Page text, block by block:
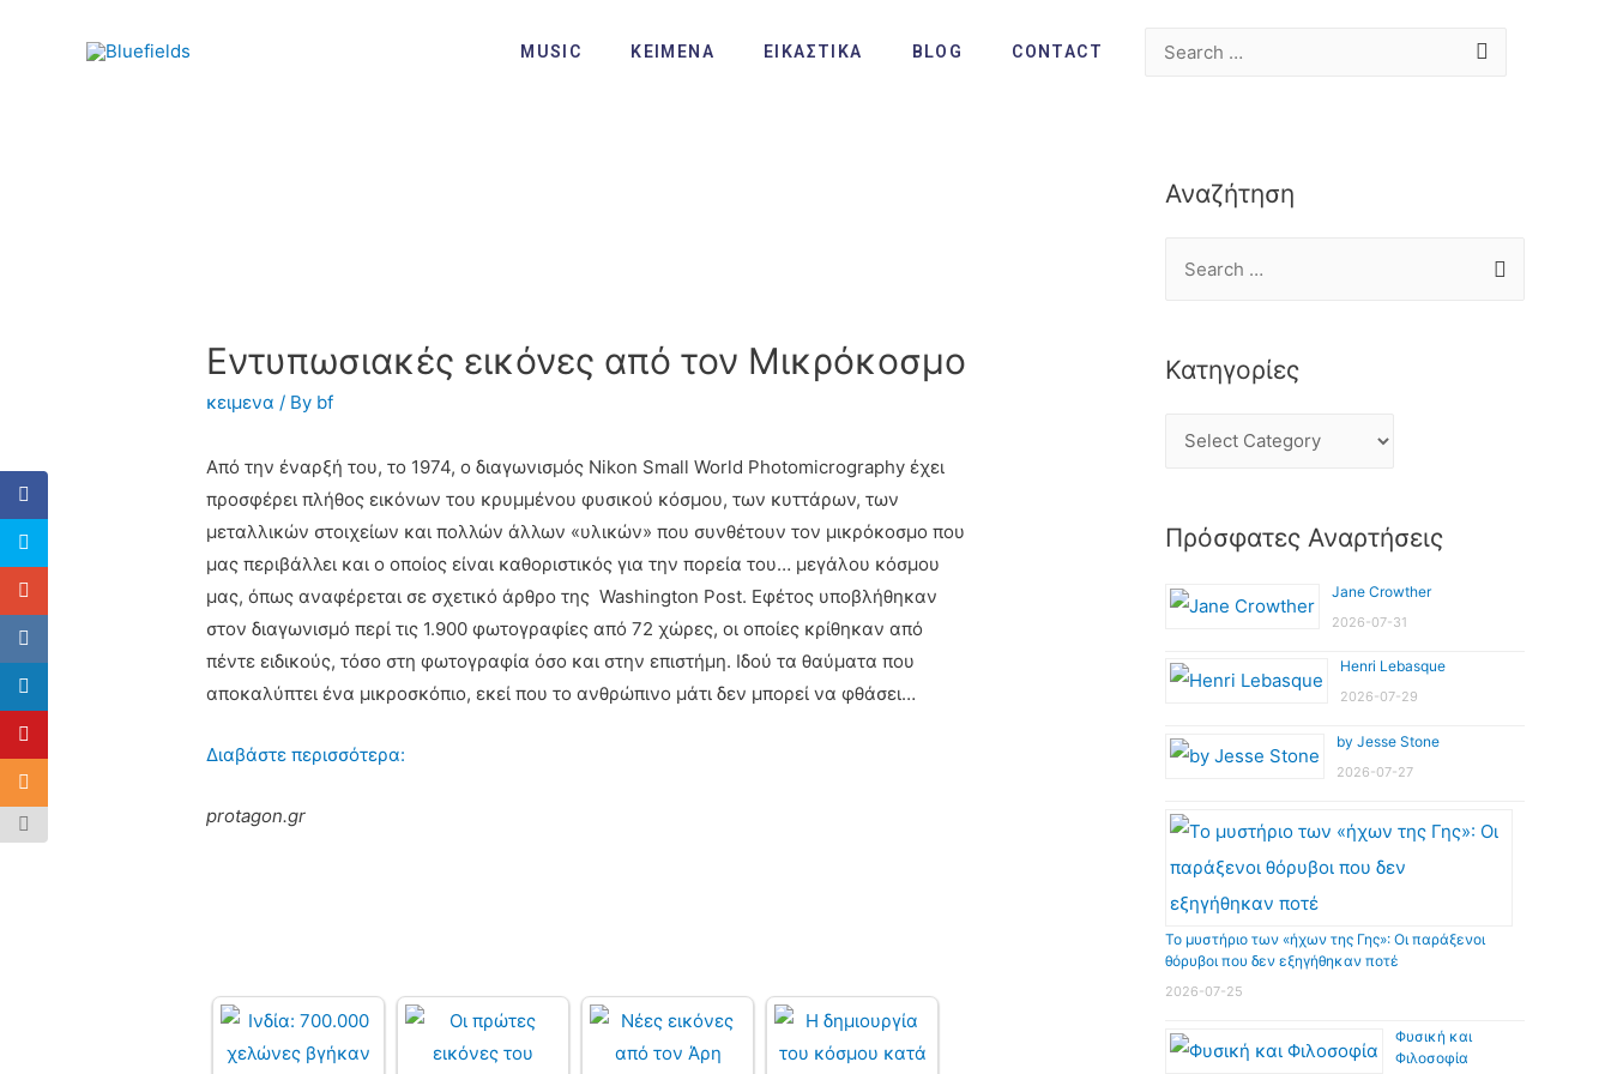
MUSIC ΚΕΙΜΕΝΑ ΕΙΚΑΣΤΙΚΑ BLOG CONTACT
Εντυπωσιακές εικόνες από τον Μικρόκοσμο
κειμενα / By bf
Από την έναρξή του, το 1974, ο διαγωνισμός Nikon Small World Photomicrography έχει
προσφέρει πλήθος εικόνων του κρυμμένου φυσικού κόσμου, των κυττάρων, των
μεταλλικών στοιχείων και πολλών άλλων «υλικών» που συνθέτουν τον μικρόκοσμο που
μας περιβάλλει και ο οποίος είναι καθοριστικός για την πορεία του… μεγάλου κόσμου
μας, όπως αναφέρεται σε σχετικό άρθρο της Washington Post. Eφέτος υποβλήθηκαν
στον διαγωνισμό περί τις 1.900 φωτογραφίες από 72 χώρες, οι οποίες κρίθηκαν από
πέντε ειδικούς, τόσο στη φωτογραφία όσο και στην επιστήμη. Ιδού τα θαύματα που
αποκαλύπτει ένα μικροσκόπιο, εκεί που το ανθρώπινο μάτι δεν μπορεί να φθάσει…
Διαβάστε περισσότερα:
protagon.gr
Αναζήτηση
Κατηγορίες
Πρόσφατες Αναρτήσεις
Jane Crowther
2026-07-31
Henri Lebasque
2026-07-29
by Jesse Stone
2026-07-27
Το μυστήριο των «ήχων της Γης»: Οι παράξενοι
θόρυβοι που δεν εξηγήθηκαν ποτέ
2026-07-25
Φυσική και
Φιλοσοφία